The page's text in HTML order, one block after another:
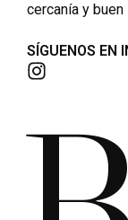
cercanía y
SÍGUENOS EN